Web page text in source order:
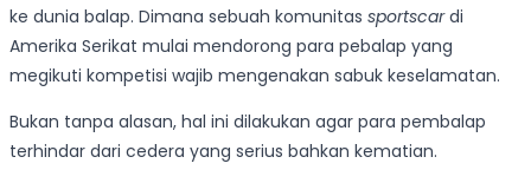
ke dunia balap. Dimana sebuah komunitas sportscardi
Amerika Serikat mulai mendorong para pebalap yang
megikuti kompetisi wajib mengenakan sabuk keselamatan.
Bukan tanpa alasan, hal ini dilakukan agar para pembalap
terhindar dari cedera yang serius bahkan kematian.